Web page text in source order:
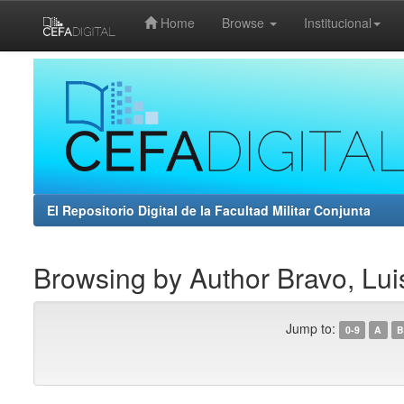
Home Browse Institucional
El Repositorio Digital de la Facultad Militar Conjunta
Browsing by Author Bravo,
Jump to: 0-9 A B